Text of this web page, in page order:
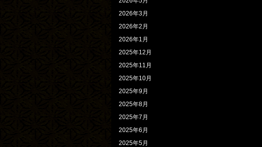
2026年3月
2026年2月
2026年1月
2025年12月
2025年11月
2025年10月
2025年9月
2025年8月
2025年7月
2025年6月
2025年5月